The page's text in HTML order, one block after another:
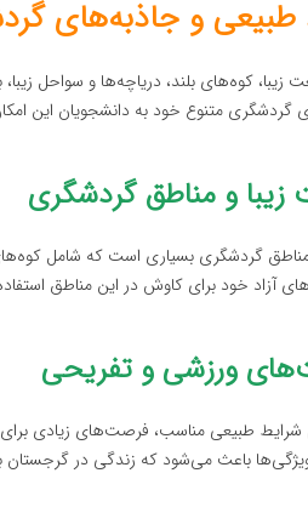
و جاذبه‌های
زیبا، کوه‌های بلند، دریاچه‌ها و سواحل
گردشگری متنوع خود به دانشجویان این
زیبا و مناطق گردشگری
گردشگری بسیاری است که شامل کوه‌های
آزاد خود برای کاوش در این مناطق
ورزشی و تفریحی
شرایط طبیعی مناسب، فرصت‌های زیادی
باعث می‌شود که زندگی در گرجستان